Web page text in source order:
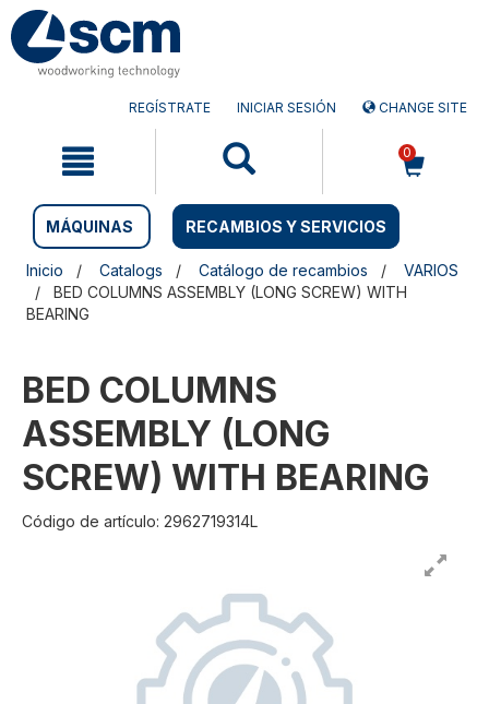
Saltar
contenido
Saltar
menú
REGÍSTRATE INICIAR SESIÓN CHANGE SITE
0
MÁQUINAS RECAMBIOS Y SERVICIOS
Inicio Catalogs Catálogo de recambios
VARIOS
BED COLUMNS ASSEMBLY (LONG SCREW) WITH
BEARING
BED COLUMNS
ASSEMBLY (LONG
SCREW) WITH BEARING
Código de artículo: 2962719314L